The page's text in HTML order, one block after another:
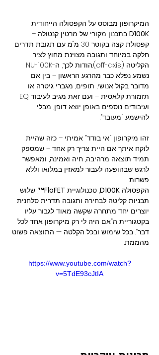
המיקרופון מבוסס על הקפסולה הייחודית
D100K בתכנון מקורי של מרטין קנטולה –
קפסולת קצה בקוטר 30 מ"מ עם תגובת תדרים
חלקה במיוחד ותגובה מצוינת מחוץ לציר
נשמע נפלא כבר מהרגע הראשון – בין אם
מדובר בקול אנושי, תופים, מגברי גיטרה או
ועיבודים נוספים באופן יוצא דופן, מבלי
להישמע “מעובד”.
זהו מיקרופון “אי בודד” אמיתי – כזה שהיית
לוקח איתך אם היית צריך רק אחד – שמספק
תמיד תוצאה מרהיבה, חיה ואמינה, ומאפשר
לרגש שבהופעה לעבור למאזין במלואו וללא
פשרות.
הקפסולה D100K, טכנולוגיית FloFET™ , שלוש
תבניות קליטה לבחירה ותגובה תדרית סלחנית
יוצרים יחד מתחרה שקשה מאוד לגבור עליו
בקטגוריית ה“אם היה לי רק מיקרופון אחד לכל
דבר”. בכל שימוש ובכל הקלטה — התוצאה פשוט
מהממת.
https://www.youtube.com/watch?
v=5TdE93cJtIA